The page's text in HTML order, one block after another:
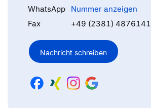
WhatsApp
Nummer anzeigen
Fax
+49 (2381) 4876141
Nachricht schreiben